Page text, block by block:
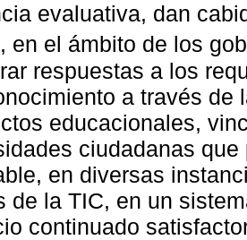
evaluativa, dan
, en el ámbito de los
respuestas a los
a través de
educacionales,
ciudadanas
en diversas
de la TIC, en un
continuado